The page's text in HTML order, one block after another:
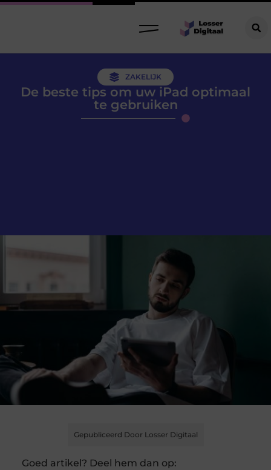
ZAKELIJK
De beste tips om uw iPad optimaal
te gebruiken
Gepubliceerd Door Losser Digitaal
Goed artikel? Deel hem dan op: